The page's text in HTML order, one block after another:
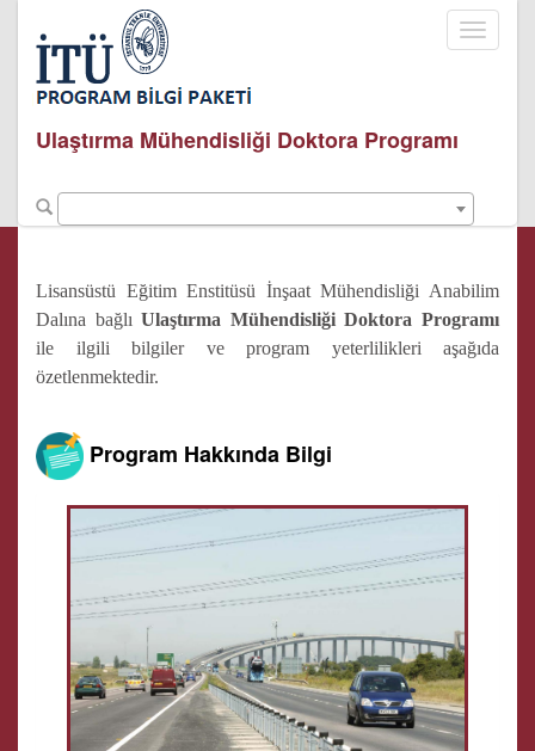
Toggle
Ulaştırma Mühendisliği Doktora Programı
Lisansüstü Eğitim Enstitüsü İnşaat Mühendisliği Anabilim
Dalına bağlıUlaştırma Mühendisliği Doktora Programı
ile ilgili bilgiler ve program yeterlilikleri aşağıda
özetlenmektedir.
Program Hakkında Bilgi